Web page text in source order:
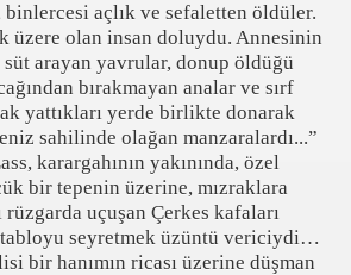
açlık ve sefaletten öldüler.
üzere olan insan doluydu. Annesinin
süt arayan yavrular, donup öldüğü
bırakmayan analar ve sırf
yattıkları yerde birlikte donarak
sahilinde olağan manzaralardı...”
karargahının yakınında, özel
bir tepenin üzerine, mızraklara
uçuşan Çerkes kafaları
seyretmek üzüntü vericiydi…
bir hanımın ricası üzerine düşman